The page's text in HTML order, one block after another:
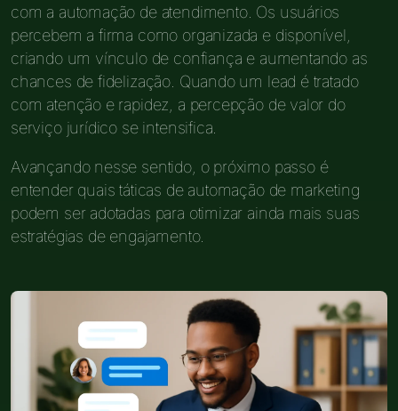
com a automação de atendimento. Os usuários
percebem a firma como organizada e disponível,
criando um vínculo de confiança e aumentando as
chances de fidelização. Quando um lead é tratado
com atenção e rapidez, a percepção de valor do
serviço jurídico se intensifica.
Avançando nesse sentido, o próximo passo é
entender quais táticas de automação de marketing
podem ser adotadas para otimizar ainda mais suas
estratégias de engajamento.